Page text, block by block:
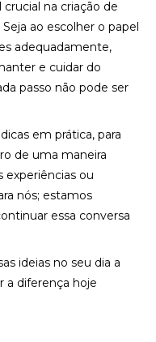
na criação de
ao escolher o papel
adequadamente,
e cuidar do
passo não pode ser
em prática, para
de uma maneira
experiências ou
nós; estamos
essa conversa
ideias no seu dia a
a diferença hoje